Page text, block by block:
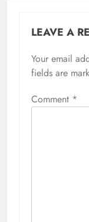
LEAVE A
Your email
fields are
Comment *